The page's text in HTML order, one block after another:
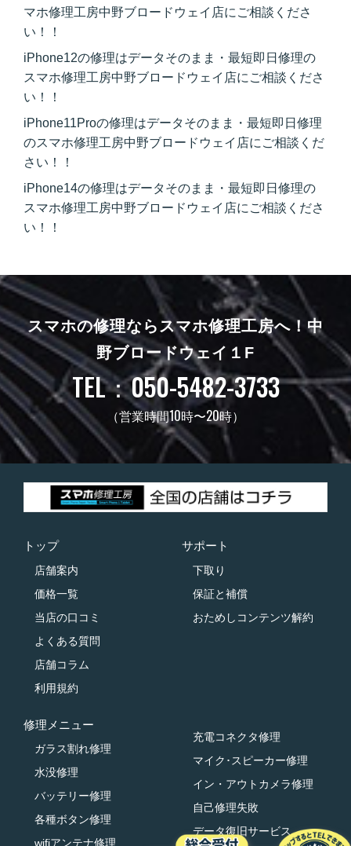
マホ修理工房中野ブロードウェイ店にご相談くださ
い！！
iPhone12の修理はデータそのまま・最短即日修理の
スマホ修理工房中野ブロードウェイ店にご相談くださ
い！！
iPhone11Proの修理はデータそのまま・最短即日修理
のスマホ修理工房中野ブロードウェイ店にご相談くだ
さい！！
iPhone14の修理はデータそのまま・最短即日修理の
スマホ修理工房中野ブロードウェイ店にご相談くださ
い！！
スマホの修理ならスマホ修理工房へ！ 中
野ブロードウェイ１F
TEL：050-5482-3733
（営業時間10時〜20時）
トップ
店舗案内
価格一覧
当店の口コミ
よくある質問
店舗コラム
利用規約
サポート
下取り
保証と補償
おためしコンテンツ解約
修理メニュー
ガラス割れ修理
水没修理
バッテリー修理
各種ボタン修理
wifiアンテナ修理
充電コネクタ修理
マイク･スピーカー修理
イン・アウトカメラ修理
自己修理失敗
データ復旧サービス